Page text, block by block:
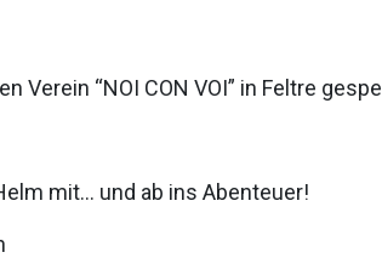
Verein “NOI CON VOI” in Feltre
mit… und ab ins Abenteuer!